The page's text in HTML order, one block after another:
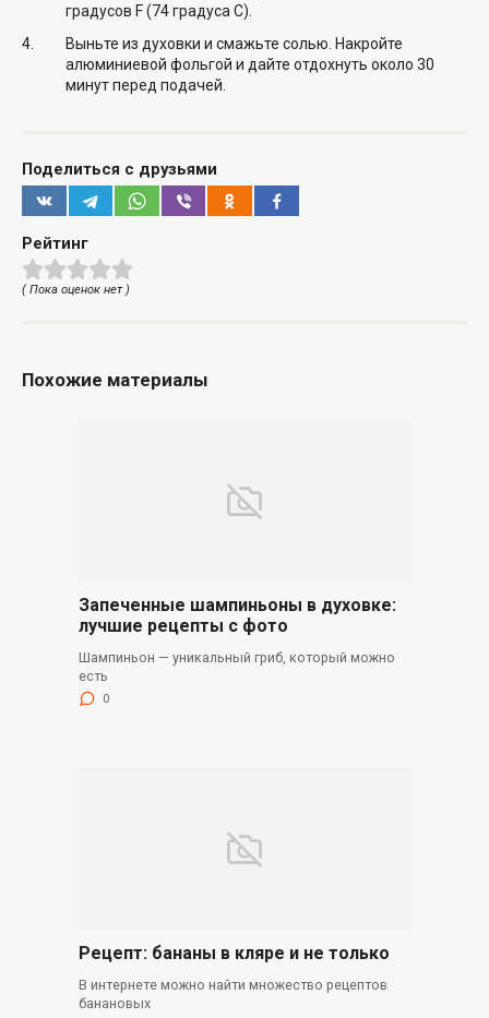
градусов F (74 градуса C).
Выньте из духовки и смажьте солью. Накройте
алюминиевой фольгой и дайте отдохнуть около 30
минут перед подачей.
Поделиться с друзьями
Рейтинг
( Пока оценок нет )
Похожие материалы
Запеченные шампиньоны в духовке:
лучшие рецепты с фото
Шампиньон — уникальный гриб, который можно
есть
0
Рецепт: бананы в кляре и не только
В интернете можно найти множество рецептов
банановых